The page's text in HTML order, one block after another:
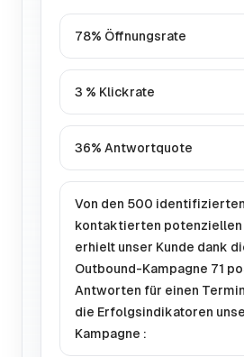
78% Öffnungsrate
3 % Klickrate
36% Antwortquote
Von den 500
kontaktierten potenziellen
erhielt unser Kunde dank
Outbound-Kampagne 71
Antworten für einen
die Erfolgsindikatoren
Kampagne :